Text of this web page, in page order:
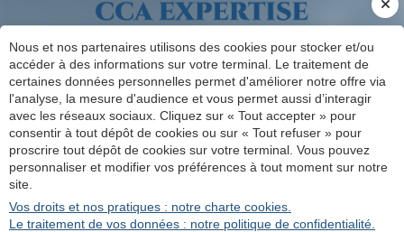
ESPACE CLIENT
INSCRIPTION À NOTRE LETTRE
D'INFORMATION
SIÈGE SOCIAL
41 avenue Jules Guesde
59540 CAUDRY
contact@cabinetcarrion.fr
03 27 85 15 89
Plan du site Administration
Nous et nos partenaires utilisons des cookies pour stocker et/ou
accéder à des informations sur votre terminal. Le traitement de
certaines données personnelles permet d'améliorer notre offre via
l'analyse, la mesure d'audience et vous permet aussi d’interagir
avec les réseaux sociaux. Cliquez sur « Tout accepter » pour
consentir à tout dépôt de cookies ou sur « Tout refuser » pour
proscrire tout dépôt de cookies sur votre terminal. Vous pouvez
personnaliser et modifier vos préférences à tout moment sur notre
site.
Vos droits et nos pratiques : notre charte cookies.
Le traitement de vos données : notre politique de confidentialité.